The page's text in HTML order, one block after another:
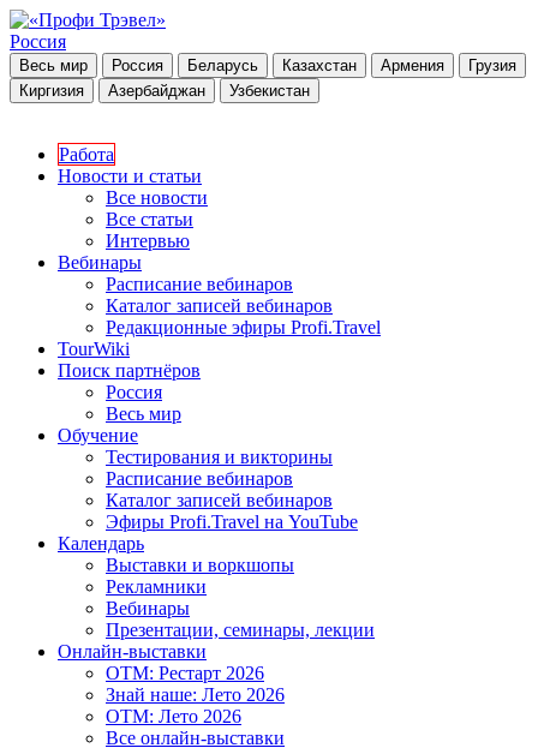
Россия
Весь мир Россия Беларусь Казахстан Армения
Грузия
Киргизия
Азербайджан Узбекистан
Работа
Новости и статьи
Все новости
Все статьи
Интервью
Вебинары
Расписание вебинаров
Каталог записей вебинаров
Редакционные эфиры Profi.Travel
TourWiki
Поиск партнёров
Россия
Весь мир
Обучение
Тестирования и викторины
Расписание вебинаров
Каталог записей вебинаров
Эфиры Profi.Travel на YouTube
Календарь
Выставки и воркшопы
Рекламники
Вебинары
Презентации, семинары, лекции
Онлайн-выставки
OTM: Рестарт 2026
Знай наше: Лето 2026
OTM: Лето 2026
Все онлайн-выставки